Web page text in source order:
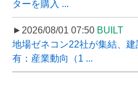
ターを購入 ...
►2026/08/01 07:50 BUILT
地場ゼネコン22社が集結、
有：産業動向（1 ...